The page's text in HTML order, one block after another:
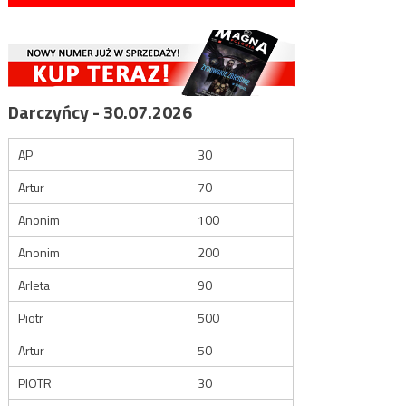
Darczyńcy - 30.07.2026
AP
30
Artur
70
Anonim
100
Anonim
200
Arleta
90
Piotr
500
Artur
50
PIOTR
30